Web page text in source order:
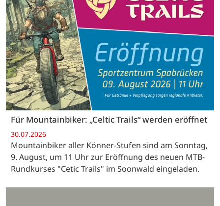
Für Mountainbiker: „Celtic Trails“ werden eröffnet
30.07.2026
Mountainbiker aller Könner-Stufen sind am Sonntag,
9. August, um 11 Uhr zur Eröffnung des neuen MTB-
Rundkurses "Cetic Trails" im Soonwald eingeladen.